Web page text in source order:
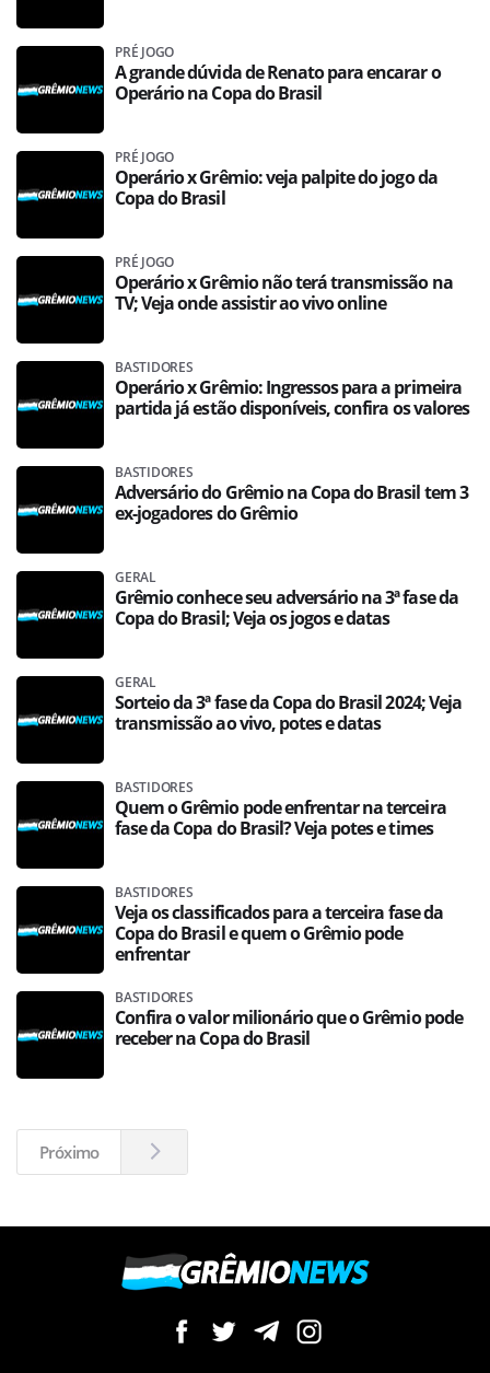
PRÉ JOGO
A grande dúvida de Renato para encarar o
Operário na Copa do Brasil
PRÉ JOGO
Operário x Grêmio: veja palpite do jogo da
Copa do Brasil
PRÉ JOGO
Operário x Grêmio não terá transmissão na
TV; Veja onde assistir ao vivo online
BASTIDORES
Operário x Grêmio: Ingressos para a primeira
partida já estão disponíveis, confira os valores
BASTIDORES
Adversário do Grêmio na Copa do Brasil tem 3
ex-jogadores do Grêmio
GERAL
Grêmio conhece seu adversário na 3ª fase da
Copa do Brasil; Veja os jogos e datas
GERAL
Sorteio da 3ª fase da Copa do Brasil 2024; Veja
transmissão ao vivo, potes e datas
BASTIDORES
Quem o Grêmio pode enfrentar na terceira
fase da Copa do Brasil? Veja potes e times
BASTIDORES
Veja os classificados para a terceira fase da
Copa do Brasil e quem o Grêmio pode
enfrentar
BASTIDORES
Confira o valor milionário que o Grêmio pode
receber na Copa do Brasil
Próximo